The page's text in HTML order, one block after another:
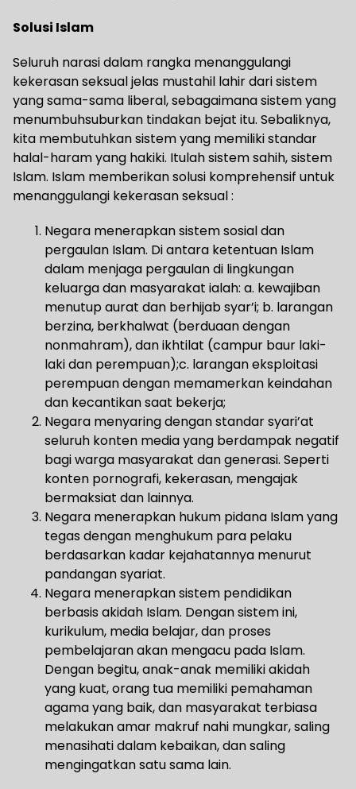
Solusi Islam
Seluruh narasi dalam rangka menanggulangi
kekerasan seksual jelas mustahil lahir dari sistem
yang sama-sama liberal, sebagaimana sistem yang
menumbuhsuburkan tindakan bejat itu. Sebaliknya,
kita membutuhkan sistem yang memiliki standar
halal-haram yang hakiki. Itulah sistem sahih, sistem
Islam. Islam memberikan solusi komprehensif untuk
menanggulangi kekerasan seksual :
Negara menerapkan sistem sosial dan
pergaulan Islam. Di antara ketentuan Islam
dalam menjaga pergaulan di lingkungan
keluarga dan masyarakat ialah: a. kewajiban
menutup aurat dan berhijab syar’i; b. larangan
berzina, berkhalwat (berduaan dengan
nonmahram), dan ikhtilat (campur baur laki-
laki dan perempuan);c. larangan eksploitasi
perempuan dengan memamerkan keindahan
dan kecantikan saat bekerja;
Negara menyaring dengan standar syari’at
seluruh konten media yang berdampak negatif
bagi warga masyarakat dan generasi. Seperti
konten pornografi, kekerasan, mengajak
bermaksiat dan lainnya.
Negara menerapkan hukum pidana Islam yang
tegas dengan menghukum para pelaku
berdasarkan kadar kejahatannya menurut
pandangan syariat.
Negara menerapkan sistem pendidikan
berbasis akidah Islam. Dengan sistem ini,
kurikulum, media belajar, dan proses
pembelajaran akan mengacu pada Islam.
Dengan begitu, anak-anak memiliki akidah
yang kuat, orang tua memiliki pemahaman
agama yang baik, dan masyarakat terbiasa
melakukan amar makruf nahi mungkar, saling
menasihati dalam kebaikan, dan saling
mengingatkan satu sama lain.